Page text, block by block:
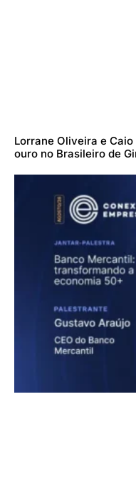
Lorrane Oliveira e
ouro no Brasileiro de